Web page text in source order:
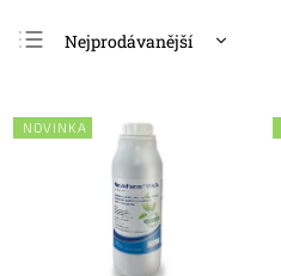
Nejprodávanější
Nejdražší
Abecedně
NOVINKA